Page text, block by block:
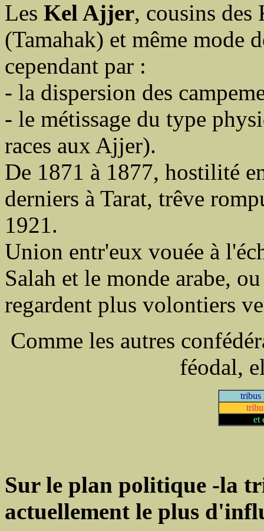
Les Kel Ajjer, cousins des
(Tamahak) et même mode
cependant par :
- la dispersion des
- le métissage du type
races aux Ajjer).
De 1871 à 1877, hostilité
derniers à Tarat, trêve
1921.
Union entr'eux vouée à
Salah et le monde arabe,
regardent plus volontiers
Comme les autres
féodal,
tribus
et
Sur le plan politique -la
actuellement le plus